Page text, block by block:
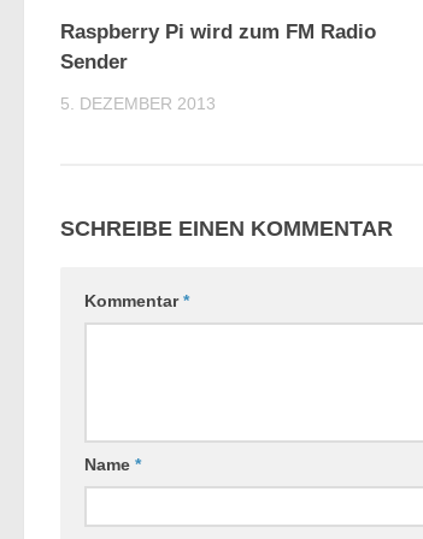
Raspberry Pi wird zum FM Radio
Sender
5. DEZEMBER 2013
SCHREIBE EINEN KOMMENTAR
Kommentar*
Name *